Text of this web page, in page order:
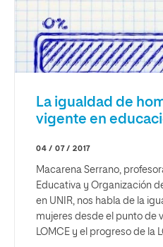
La igualdad de
vigente en
04 / 07 / 2017
Macarena Serrano,
Educativa y Organización
en UNIR, nos habla de la
mujeres desde el punto de
LOMCE y el progreso de la